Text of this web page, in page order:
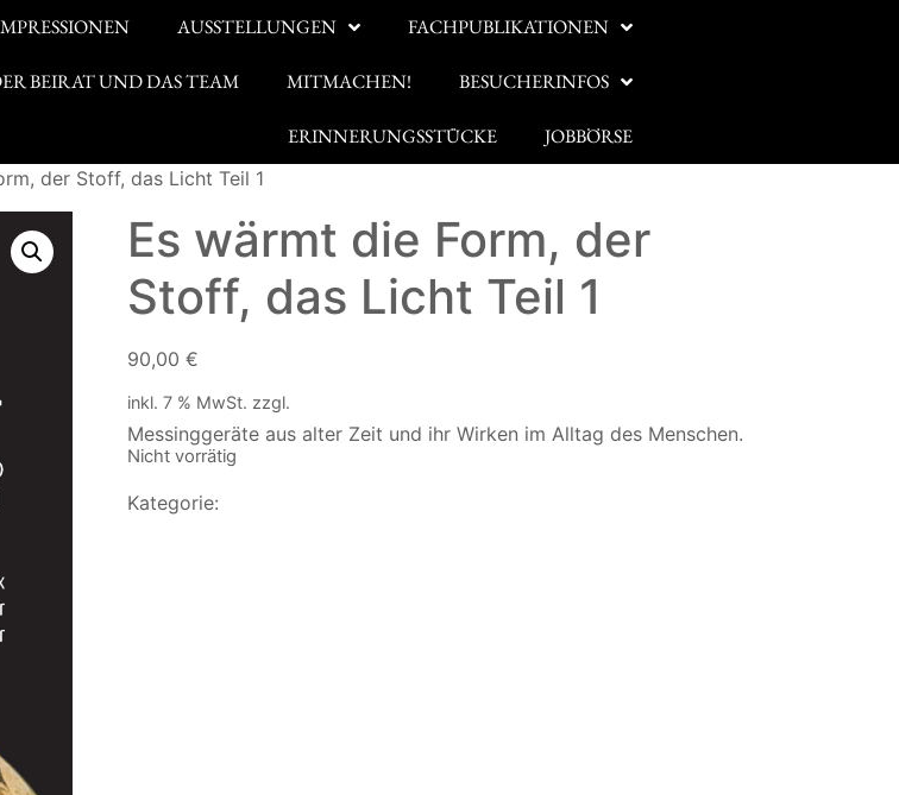
AUSSTELLUNGEN FACHPUBLIKATIONEN
BEIRAT UND DAS TEAM MITMACHEN! BESUCHERINFOS
ERINNERUNGSSTÜCKE JOBBÖRSE
der Stoff, das Licht Teil 1
Es wärmt die Form, der
Stoff, das Licht Teil 1
90,00 €
inkl. 7 % MwSt. zzgl.
Messinggeräte aus alter Zeit und ihr Wirken im Alltag des Menschen.
Nicht vorrätig
Kategorie: